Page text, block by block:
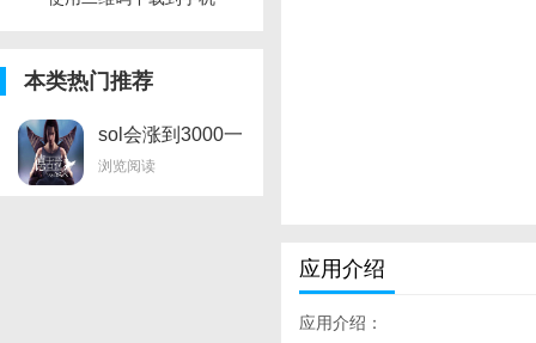
本类热门推荐
sol会涨到3000一
个吗
浏览阅读
应用介绍
应用介绍：